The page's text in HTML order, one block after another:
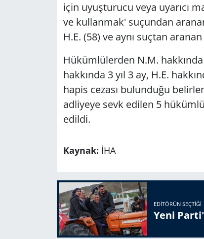
için uyuşturucu veya uyarıcı
ve kullanmak' suçundan
H.E. (58) ve aynı suçtan
Hükümlülerden N.M. hakkında
hakkında 3 yıl 3 ay, H.E.
hapis cezası bulunduğu
adliyeye sevk edilen 5
edildi.
Kaynak: İHA
EDITÖRÜN SEÇTIĞI
Yeni